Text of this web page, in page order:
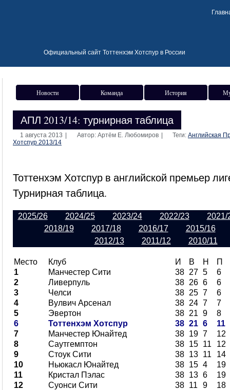
Официальный сайт Тоттенхэм Хотспур в России
Новости Команда История
АПЛ 2013/14: турнирная таблица
1 августа 2013 Автор: Артём Е. Любомиров Теги: Английская
Хотспур 2013/14
Тоттенхэм Хотспур в английской премьер
Турнирная таблица.
2025/26 2024/25 2023/24 2022/23
2021/
2018/19
2017/18 2016/17
2015/16
2012/13
2011/12 2010/11
Место Клуб И В Н
П
1
Манчестер Сити 38 27 5
6
2
Ливерпуль 38 26 6
6
3
Челси 38 25 7
6
4
Вулвич Арсенал 38 24 7
7
5
Эвертон 38 21 9
8
6
Тоттенхэм Хотспур 38 21 6
11
7
Манчестер Юнайтед 38 19 7
12
8
Саутгемптон 38 15 11
12
9
Стоук Сити 38 13 11
14
10
Ньюкасл Юнайтед 38 15 4
19
11
Кристал Пэлас 38 13 6
19
12
Суонси Сити 38 11 9
18